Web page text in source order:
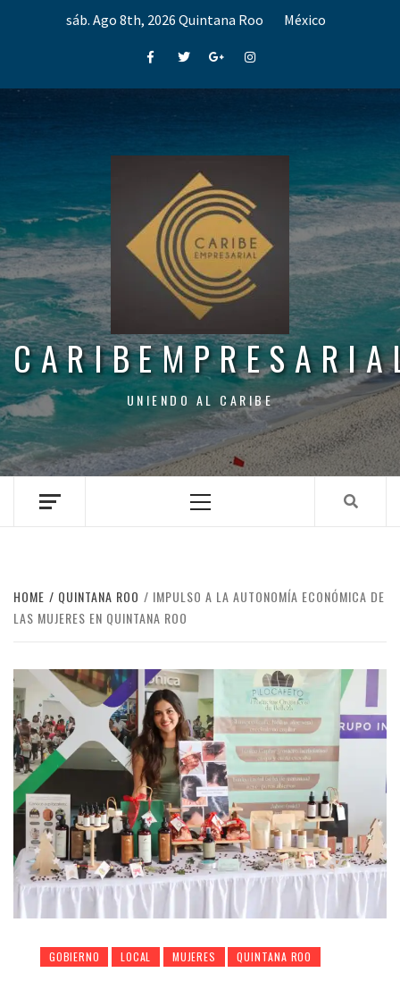
sáb. Ago 8th, 2026 Quintana Roo México
FacebookTwitterGoogle+Instagram
UNIENDO AL CARIBE
Menu
HOME QUINTANA ROO
IMPULSO A LA AUTONOMÍA ECONÓMICA DE
LAS MUJERES EN QUINTANA ROO
GOBIERNO LOCAL MUJERES QUINTANA ROO